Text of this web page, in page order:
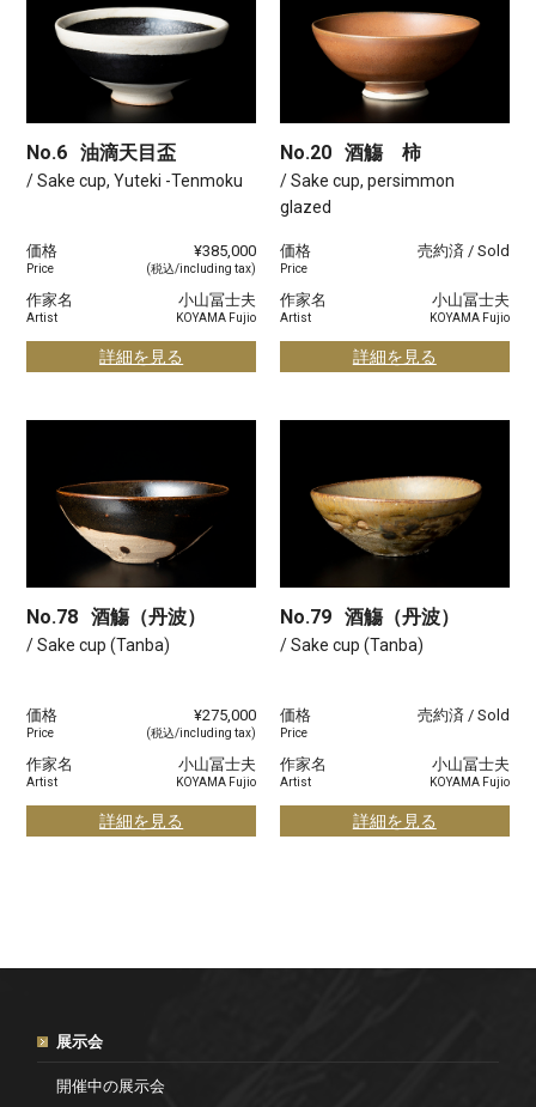
No.6 油滴天目盃
/ Sake cup, Yuteki -Tenmoku
価格
Price
¥385,000
(税込/including tax)
作家名
Artist
小山冨士夫
KOYAMA Fujio
詳細を見る
No.20 酒觴 柿
/ Sake cup, persimmon
glazed
価格
Price
売約済 / Sold
作家名
Artist
小山冨士夫
KOYAMA Fujio
詳細を見る
No.78 酒觴（丹波）
/ Sake cup (Tanba)
価格
Price
¥275,000
(税込/including tax)
作家名
Artist
小山冨士夫
KOYAMA Fujio
詳細を見る
No.79 酒觴（丹波）
/ Sake cup (Tanba)
価格
Price
売約済 / Sold
作家名
Artist
小山冨士夫
KOYAMA Fujio
詳細を見る
展示会
開催中の展示会